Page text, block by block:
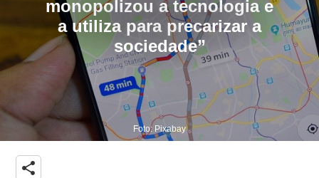
monopolizou a tecnologia e
a utiliza para precarizar a
sociedade”
Foto: Pixabay
share